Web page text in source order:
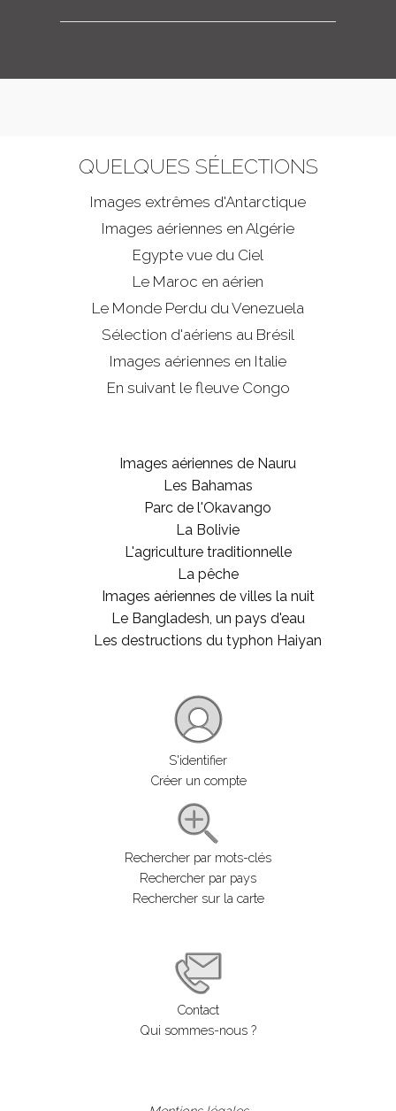
QUELQUES SÉLECTIONS
Images extrêmes d'Antarctique
Images aériennes en Algérie
Egypte vue du Ciel
Le Maroc en aérien
Le Monde Perdu du Venezuela
Sélection d'aériens au Brésil
Images aériennes en Italie
En suivant le fleuve Congo
Images aériennes de Nauru
Les Bahamas
Parc de l'Okavango
La Bolivie
L'agriculture traditionnelle
La pêche
Images aériennes de villes la nuit
Le Bangladesh, un pays d'eau
Les destructions du typhon Haiyan
S'identifier
Créer un compte
Rechercher par mots-clés
Rechercher par pays
Rechercher sur la carte
Contact
Qui sommes-nous ?